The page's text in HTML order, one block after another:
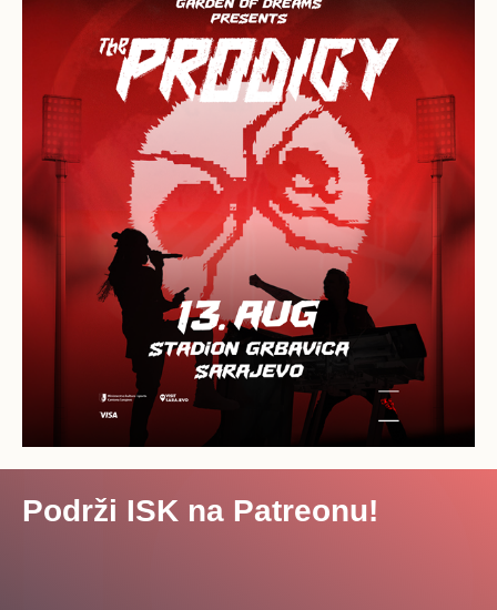
Podrži ISK na Patreonu!